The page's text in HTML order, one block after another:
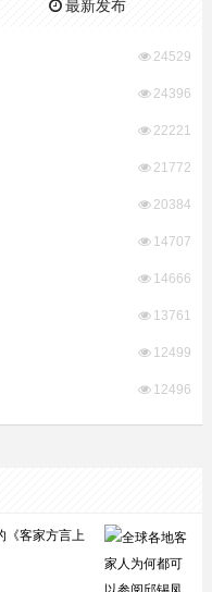
最新发布
24529
24396
22221
21772
20384
14707
14666
13761
12499
12496
《客家方言上